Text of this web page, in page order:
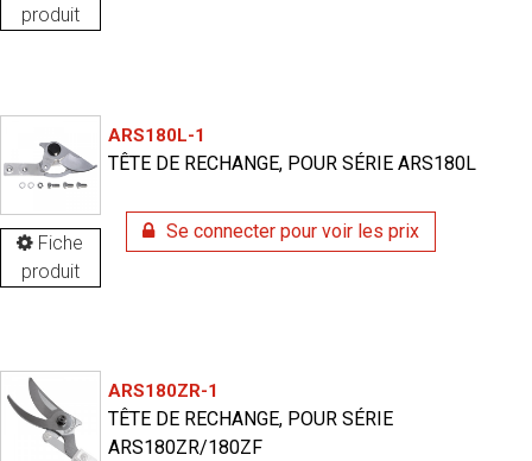
produit
Fiche
produit
ARS180L-1
TÊTE DE RECHANGE, POUR SÉRIE ARS180L
Se connecter pour voir les prix
ARS180ZR-1
TÊTE DE RECHANGE, POUR SÉRIE
ARS180ZR/180ZF